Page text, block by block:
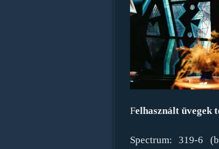
Felhasznált üvegek
Spectrum: 319-6